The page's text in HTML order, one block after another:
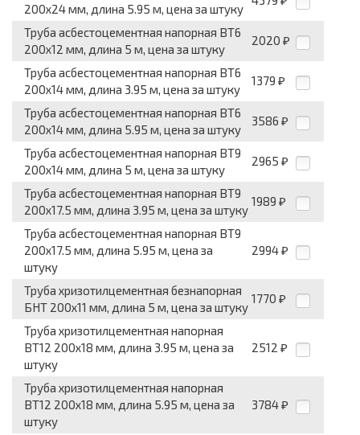
200x24 мм, длина 5.95 м, цена за штуку
Труба асбестоцементная напорная ВТ6
200x12 мм, длина 5 м, цена за штуку
2020 ₽
Труба асбестоцементная напорная ВТ6
200x14 мм, длина 3.95 м, цена за штуку
1379 ₽
Труба асбестоцементная напорная ВТ6
200x14 мм, длина 5.95 м, цена за штуку
3586 ₽
Труба асбестоцементная напорная ВТ9
200x14 мм, длина 5 м, цена за штуку
2965 ₽
Труба асбестоцементная напорная ВТ9
200x17.5 мм, длина 3.95 м, цена за штуку
1989 ₽
Труба асбестоцементная напорная ВТ9
200x17.5 мм, длина 5.95 м, цена за
штуку
2994 ₽
Труба хризотилцементная безнапорная
БНТ 200x11 мм, длина 5 м, цена за штуку
1770 ₽
Труба хризотилцементная напорная
ВТ12 200x18 мм, длина 3.95 м, цена за
штуку
2512 ₽
Труба хризотилцементная напорная
ВТ12 200x18 мм, длина 5.95 м, цена за
штуку
3784 ₽